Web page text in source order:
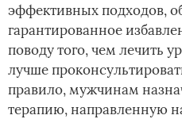
эффективных подходов,
гарантированное
поводу того, чем лечить
лучше
правило, мужчинам
терапию, направленную